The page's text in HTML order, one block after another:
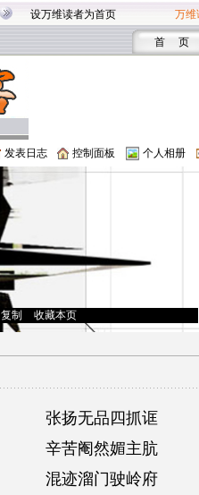
设万维读者为首页 万维
首 页
发表日志 控制面板 个人相册
复制 收藏本页
张扬无品四抓诓
辛苦阉然媚主肮
混迹溜门驶岭府